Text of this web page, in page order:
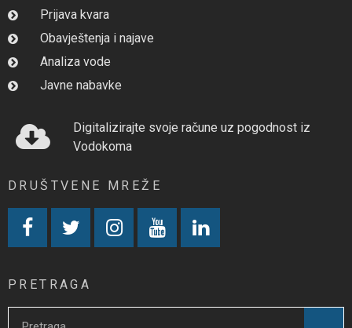
Prijava kvara
Obavještenja i najave
Analiza vode
Javne nabavke
Digitalizirajte svoje račune uz pogodnost iz
Vodokoma
DRUŠTVENE MREŽE
PRETRAGA